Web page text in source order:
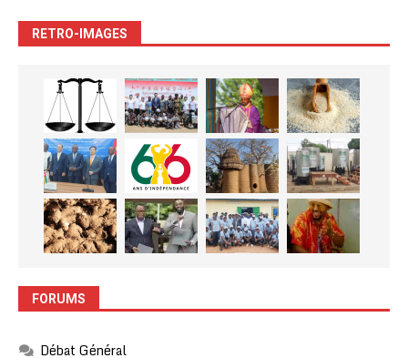
RETRO-IMAGES
FORUMS
Débat Général